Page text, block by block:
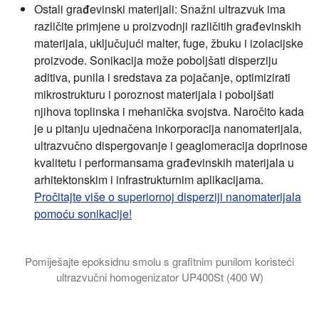
Ostali građevinski materijali: Snažni ultrazvuk ima
različite primjene u proizvodnji različitih građevinskih
materijala, uključujući malter, fuge, žbuku i izolacijske
proizvode. Sonikacija može poboljšati disperziju
aditiva, punila i sredstava za pojačanje, optimizirati
mikrostrukturu i poroznost materijala i poboljšati
njihova toplinska i mehanička svojstva. Naročito kada
je u pitanju ujednačena inkorporacija nanomaterijala,
ultrazvučno dispergovanje i geaglomeracija doprinose
kvalitetu i performansama građevinskih materijala u
arhitektonskim i infrastrukturnim aplikacijama.
Pročitajte više o superiornoj disperziji nanomaterijala
pomoću sonikacije!
Pomiješajte epoksidnu smolu s grafitnim punilom koristeći
ultrazvučni homogenizator UP400St (400 W)